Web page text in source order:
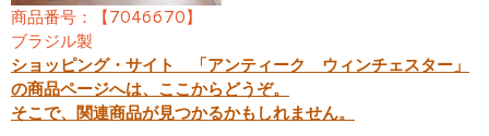
商品番号：【7046670】
ブラジル製
ショッピング・サイト 「アンティーク ウィンチェスター」
の商品ページへは、ここからどうぞ。
そこで、関連商品が見つかるかもしれません。